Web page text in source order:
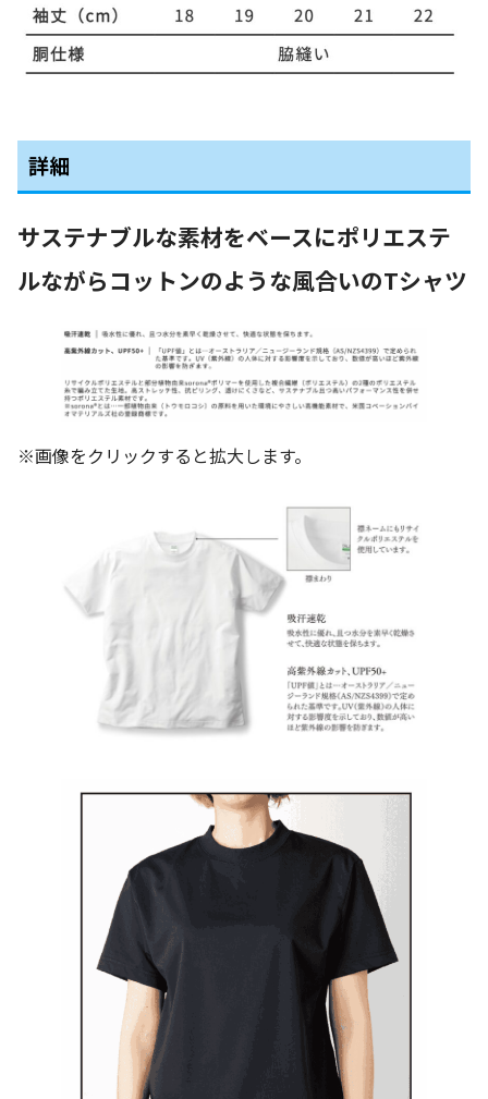
詳細
サステナブルな素材をベースにポリエステ
ルながらコットンのような風合いのTシャツ
※画像をクリックすると拡大します。